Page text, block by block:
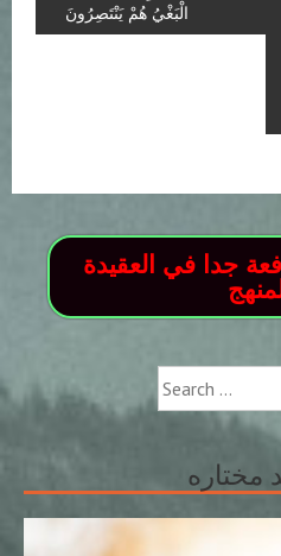
الْبَغْيُ هُمْ يَنْتَصِرُونَ
جدا في العقيدة
Search
for:
مختاره